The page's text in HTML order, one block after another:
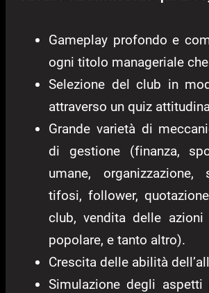
Gameplay profondo e
ogni titolo manageriale
Selezione del club in
attraverso un quiz
Grande varietà di
di gestione (finanza,
umane, organizzazione,
tifosi, follower,
club, vendita delle azioni
popolare, e tanto altro).
Crescita delle abilità
Simulazione degli aspetti